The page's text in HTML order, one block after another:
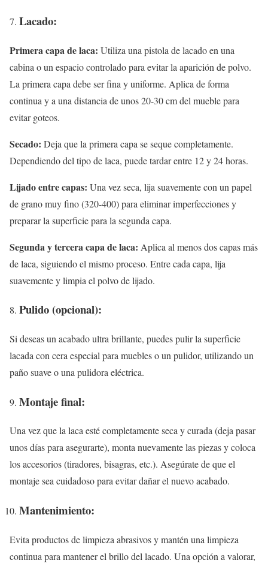
Lacado:
Primera capa de laca: Utiliza una pistola de lacado en una
cabina o un espacio controlado para evitar la aparición de polvo.
La primera capa debe ser fina y uniforme. Aplica de forma
continua y a una distancia de unos 20-30 cm del mueble para
evitar goteos.
Secado: Deja que la primera capa se seque completamente.
Dependiendo del tipo de laca, puede tardar entre 12 y 24 horas.
Lijado entre capas: Una vez seca, lija suavemente con un papel
de grano muy fino (320-400) para eliminar imperfecciones y
preparar la superficie para la segunda capa.
Segunda y tercera capa de laca: Aplica al menos dos capas más
de laca, siguiendo el mismo proceso. Entre cada capa, lija
suavemente y limpia el polvo de lijado.
Pulido (opcional):
Si deseas un acabado ultra brillante, puedes pulir la superficie
lacada con cera especial para muebles o un pulidor, utilizando un
paño suave o una pulidora eléctrica.
Montaje final:
Una vez que la laca esté completamente seca y curada (deja pasar
unos días para asegurarte), monta nuevamente las piezas y coloca
los accesorios (tiradores, bisagras, etc.). Asegúrate de que el
montaje sea cuidadoso para evitar dañar el nuevo acabado.
Mantenimiento:
Evita productos de limpieza abrasivos y mantén una limpieza
continua para mantener el brillo del lacado. Una opción a valorar,